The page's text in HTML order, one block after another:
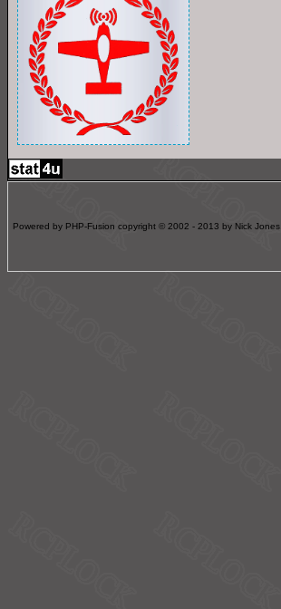
Powered by PHP-Fusion copyright © 2002 - 2013 by Nick Jones.